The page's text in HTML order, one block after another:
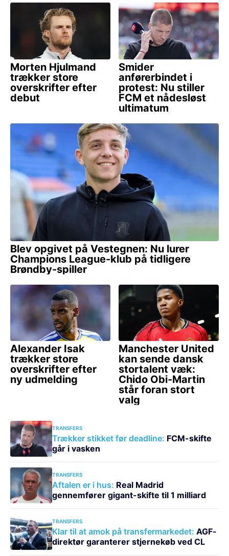
TRANSFERS
Trækker stikket før deadline: FCM-skifte
går i vasken
TRANSFERS
Aftalen er i hus: Real Madrid
gennemfører gigant-skifte til 1 milliard
TRANSFERS
Klar til at amok på transfermarkedet: AGF-
direktør garanterer stjernekøb ved CL